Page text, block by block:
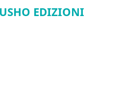
EDIZIONI